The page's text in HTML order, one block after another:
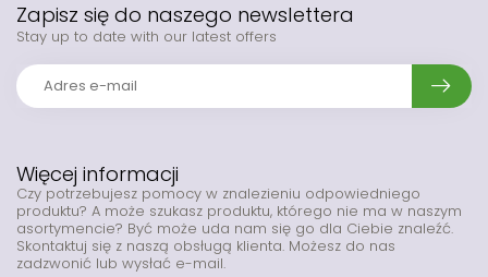
Więcej informacji
Czy potrzebujesz pomocy w znalezieniu odpowiedniego
produktu? A może szukasz produktu, którego nie ma w naszym
asortymencie? Być może uda nam się go dla Ciebie znaleźć.
Skontaktuj się z naszą obsługą klienta. Możesz do nas
zadzwonić lub wysłać e-mail.
Zapisz się do naszego newslettera
Stay up to date with our latest offers